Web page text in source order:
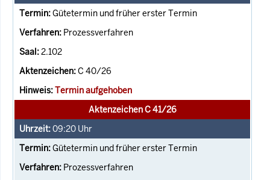
Gütetermin und früher erster Termin
Prozessverfahren
2.102
C 40/26
Termin aufgehoben
Aktenzeichen C 41/26
09:20 Uhr
Gütetermin und früher erster Termin
Prozessverfahren